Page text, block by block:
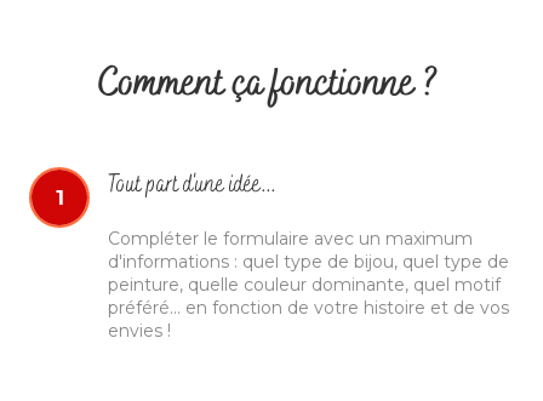
Comment ça fonctionne ?
1 Tout part d'une idée...
Compléter le formulaire avec un maximum
d'informations : quel type de bijou, quel type de
peinture, quelle couleur dominante, quel motif
préféré... en fonction de votre histoire et de vos
envies !